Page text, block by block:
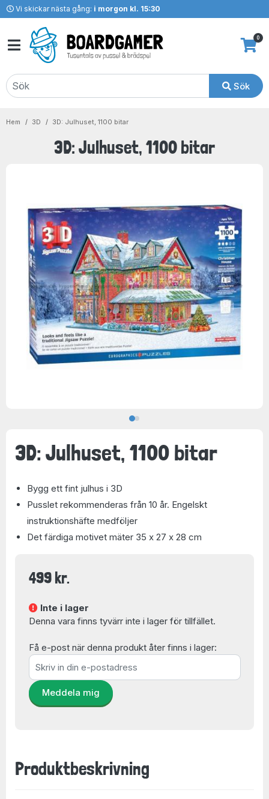
Vi skickar nästa gång: i morgon kl. 15:30
Sök
0
Hem 3D 3D: Julhuset, 1100 bitar
3D: Julhuset, 1100 bitar
3D: Julhuset, 1100 bitar
Bygg ett fint julhus i 3D
Pusslet rekommenderas från 10 år. Engelskt
instruktionshäfte medföljer
Det färdiga motivet mäter 35 x 27 x 28 cm
499 kr.
Inte i lager
Denna vara finns tyvärr inte i lager för tillfället.
Få e-post när denna produkt åter finns i lager:
Meddela mig
Produktbeskrivning